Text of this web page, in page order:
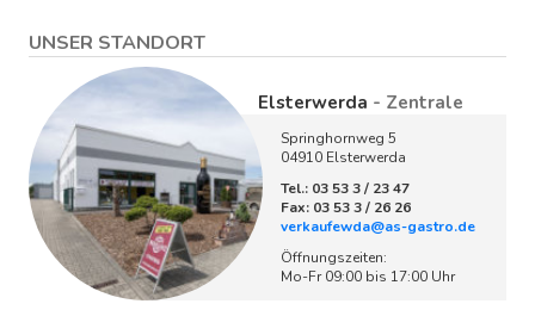
UNSER STANDORT
Elsterwerda - Zentrale
Springhornweg 5
04910 Elsterwerda
Tel.: 03 53 3 / 23 47
Fax: 03 53 3 / 26 26
verkaufewda@as-gastro.de
Öffnungszeiten:
Mo-Fr 09:00 bis 17:00 Uhr